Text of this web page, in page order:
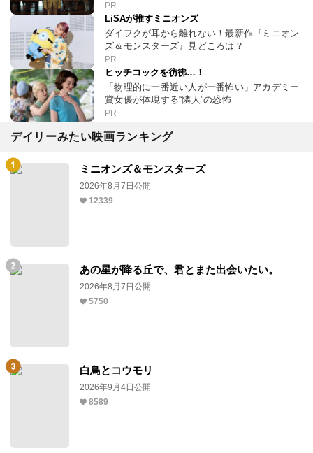
PR
LiSAが推すミニオンズ
ダイフクが耳から離れない！最新作『ミニオン
ズ＆モンスターズ』見どころは？
PR
ヒッチコックを彷彿…！
「物理的に一番近い人が一番怖い」アカデミー
賞女優が体現する“隣人”の恐怖
PR
デイリーみたい映画ランキング
ミニオンズ＆モンスターズ
2026年8月7日公開
12339
あの星が降る丘で、君とまた出会いたい。
2026年8月7日公開
5750
白鳥とコウモリ
2026年9月4日公開
8589